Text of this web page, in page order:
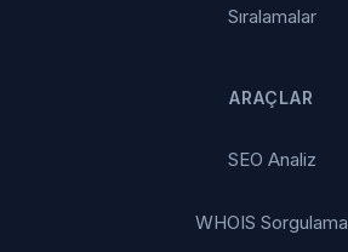
Sıralamalar
ARAÇLAR
SEO Analiz
WHOIS Sorgulama